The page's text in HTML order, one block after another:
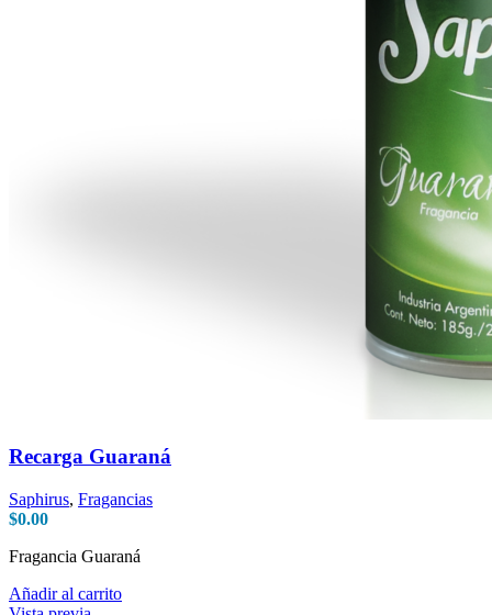
Recarga Guaraná
Saphirus, Fragancias
$0.00
Fragancia Guaraná
Añadir al carrito